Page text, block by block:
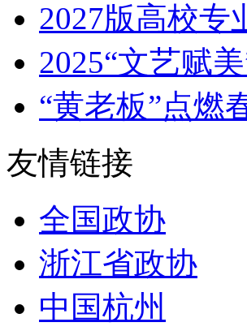
2027版高校专
2025“文艺赋
“黄老板”点燃
友情链接
全国政协
浙江省政协
中国杭州